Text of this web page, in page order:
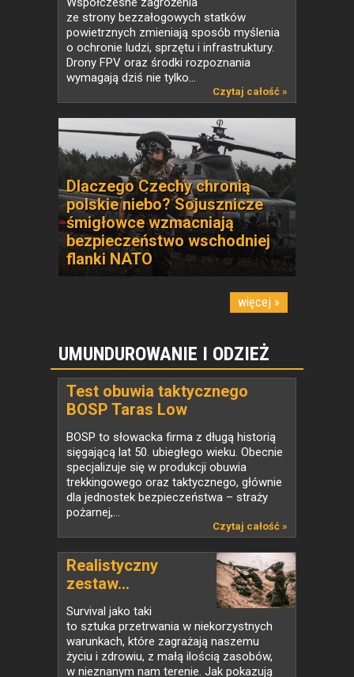
ze strony bezzałogowych statków
powietrznych zmieniają sposób myślenia
o ochronie ludzi, sprzętu i infrastruktury.
Drony FPV oraz środki rozpoznania
wymagają dziś nie tylko...
Czytaj całość »
Dlaczego Czechy chronią
polskie niebo? Sojusznicze
śmigłowce wzmacniają
bezpieczeństwo wschodniej
flanki NATO
więcej »
UMUNDUROWANIE I ODZIEŻ
Test obuwia taktycznego
BOSP Taras Low
BOSP to słowacka firma z długą historią
sięgającą lat 50. ubiegłego wieku. Obecnie
specjalizuje się w produkcji obuwia
trekkingowego oraz taktycznego, głównie
dla jednostek bezpieczeństwa – straży
pożarnej,...
Czytaj całość »
Realistyczny
zestaw...
Survival jako taki
to sztuka przetrwania w niekorzystnych
warunkach, które zagrażają naszemu
życiu i zdrowiu, z małą ilością zasobów,
w nieznanym nam terenie. Jak pokazują